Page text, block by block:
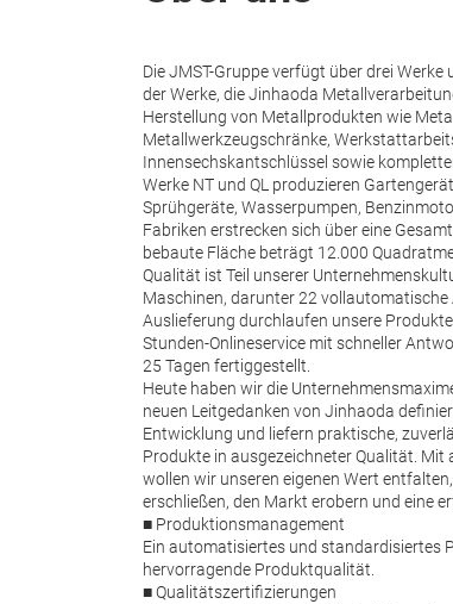
Die JMST-Gruppe verfügt über drei
der Werke, die Jinhaoda
Herstellung von Metallprodukten wie
Metallwerkzeugschränke,
Innensechskantschlüssel sowie
Werke NT und QL produzieren
Sprühgeräte, Wasserpumpen,
Fabriken erstrecken sich über eine
bebaute Fläche beträgt 12.000
Qualität ist Teil unserer
Maschinen, darunter 22
Auslieferung durchlaufen unsere
Stunden-Onlineservice mit schneller
25 Tagen fertiggestellt.
Heute haben wir die
neuen Leitgedanken von Jinhaoda
Entwicklung und liefern praktische,
Produkte in ausgezeichneter Qualität.
wollen wir unseren eigenen Wert
erschließen, den Markt erobern und eine
■ Produktionsmanagement
Ein automatisiertes und standardisiertes
hervorragende Produktqualität.
■ Qualitätszertifizierungen